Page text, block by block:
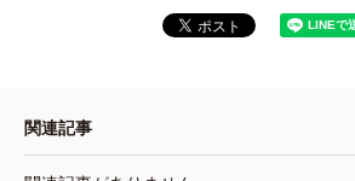
関連記事